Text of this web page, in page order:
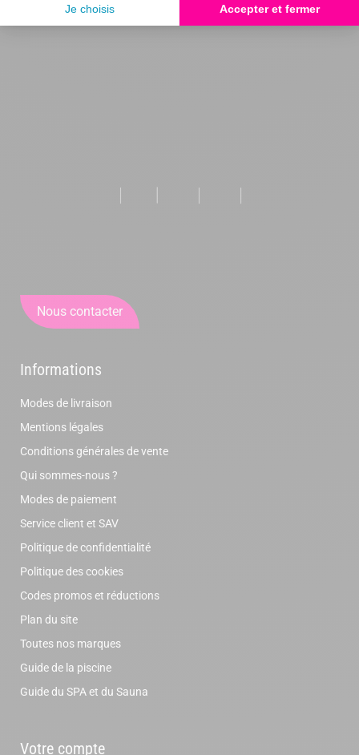
Nous contacter
Informations
Modes de livraison
Mentions légales
Conditions générales de vente
Qui sommes-nous ?
Modes de paiement
Service client et SAV
Politique de confidentialité
Politique des cookies
Codes promos et réductions
Plan du site
Toutes nos marques
Guide de la piscine
Guide du SPA et du Sauna
Votre compte